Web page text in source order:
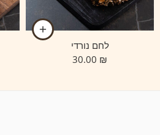
לחם נורדי
₪